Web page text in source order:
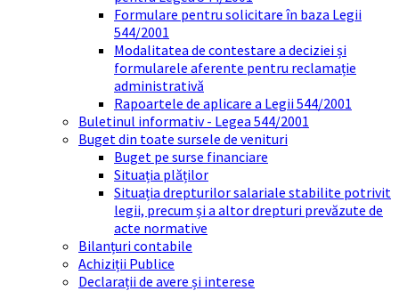
Formulare pentru solicitare în baza Legii
544/2001
Modalitatea de contestare a deciziei și
formularele aferente pentru reclamație
administrativă
Rapoartele de aplicare a Legii 544/2001
Buletinul informativ - Legea 544/2001
Buget din toate sursele de venituri
Buget pe surse financiare
Situația plăților
Situația drepturilor salariale stabilite potrivit
legii, precum și a altor drepturi prevăzute de
acte normative
Bilanțuri contabile
Achiziții Publice
Declarații de avere și interese